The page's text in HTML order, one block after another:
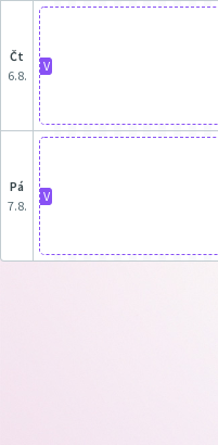
čt
6.8.
V
pá
7.8.
V